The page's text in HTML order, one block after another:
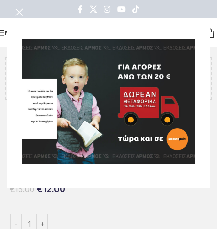
ΜΕΝΟΥ
Υπολείπονται ακόμα€
για να κερδίσετε δωρεάν
Αρχική σελίδα Όλα τα βιβλία
€15.00 € 12.00